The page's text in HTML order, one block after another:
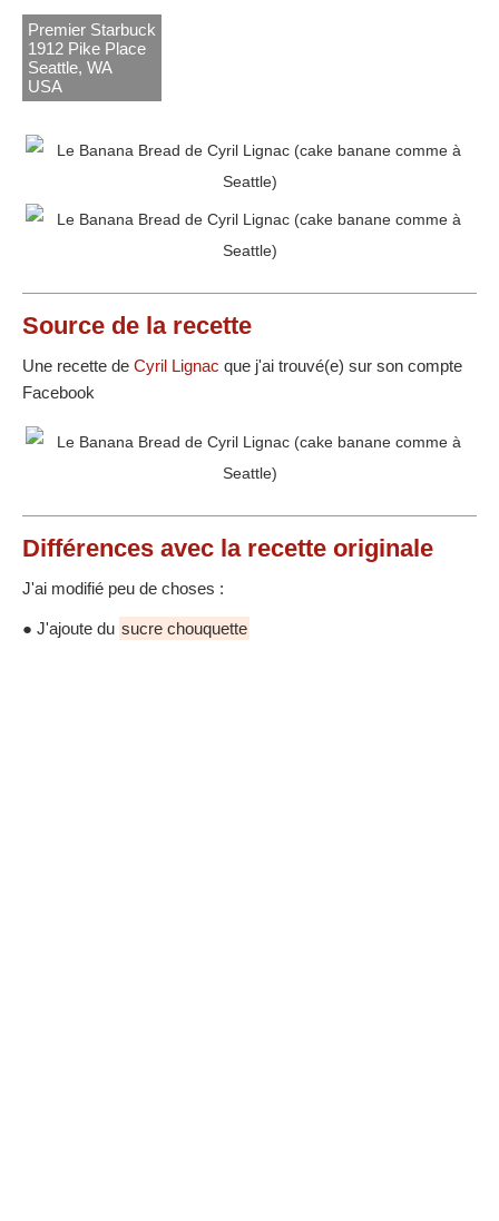
Premier Starbuck
1912 Pike Place
Seattle, WA
USA
Source de la recette
Une recette de Cyril Lignac que j'ai trouvé(e) sur son compte
Facebook
Différences avec la recette originale
J'ai modifié peu de choses :
● J'ajoute du sucre chouquette